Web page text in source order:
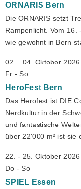
ORNARIS Bern
Die ORNARIS setzt
Rampenlicht. Vom 16.
wie gewohnt in Bern
02. - 04. Oktober 2026
Fr - So
HeroFest Bern
Das Herofest ist DIE
Nerdkultur in der
und fantastische
über 22'000 m² ist sie
22. - 25. Oktober 2026
Do - So
SPIEL Essen